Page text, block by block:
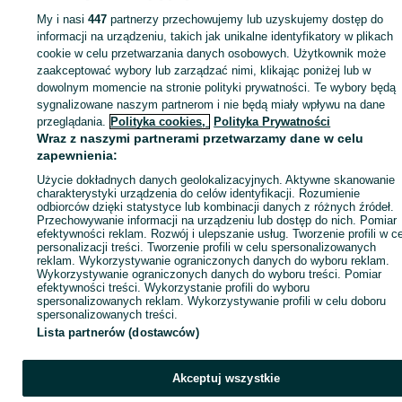
Zaloguj się / Załóż konto
Wyślij wiadomość Kup
My i nasi447 partnerzy przechowujemy lub uzyskujemy dostęp do
informacji na urządzeniu, takich jak unikalne identyfikatory w plikach
cookie w celu przetwarzania danych osobowych. Użytkownik może
zaakceptować wybory lub zarządzać nimi, klikając poniżej lub w
dowolnym momencie na stronie polityki prywatności. Te wybory będą
sygnalizowane naszym partnerom i nie będą miały wpływu na dane
przeglądania. Polityka cookies, Polityka Prywatności
Wraz z naszymi partnerami przetwarzamy dane w celu
zapewnienia:
Użycie dokładnych danych geolokalizacyjnych. Aktywne skanowanie
charakterystyki urządzenia do celów identyfikacji. Rozumienie
odbiorców dzięki statystyce lub kombinacji danych z różnych źródeł.
Przechowywanie informacji na urządzeniu lub dostęp do nich. Pomiar
efektywności reklam. Rozwój i ulepszanie usług. Tworzenie profili w
personalizacji treści. Tworzenie profili w celu spersonalizowanych
reklam. Wykorzystywanie ograniczonych danych do wyboru reklam.
Wykorzystywanie ograniczonych danych do wyboru treści. Pomiar
efektywności treści. Wykorzystanie profili do wyboru
spersonalizowanych reklam. Wykorzystywanie profili w celu doboru
spersonalizowanych treści.
Lista partnerów (dostawców)
Akceptuj wszystkie